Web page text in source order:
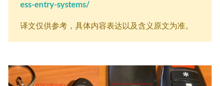
ess-entry-systems/
译文仅供参考，具体内容表达以及含义原文为准。